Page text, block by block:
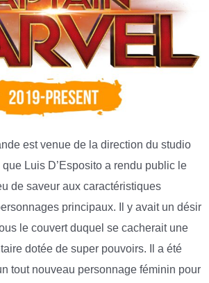
est venue de la direction du studio
que Luis D’Esposito a rendu public le
de saveur aux caractéristiques
principaux. Il y avait un désir
le couvert duquel se cacherait une
dotée de super pouvoirs. Il a été
tout nouveau personnage féminin pour